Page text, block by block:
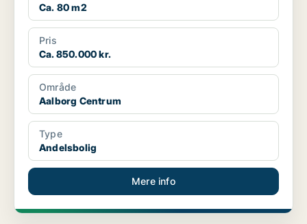
Ca. 80 m2
Pris
Ca. 850.000 kr.
Område
Aalborg Centrum
Type
Andelsbolig
Mere info